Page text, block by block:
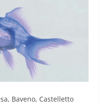
Baveno, Castelletto